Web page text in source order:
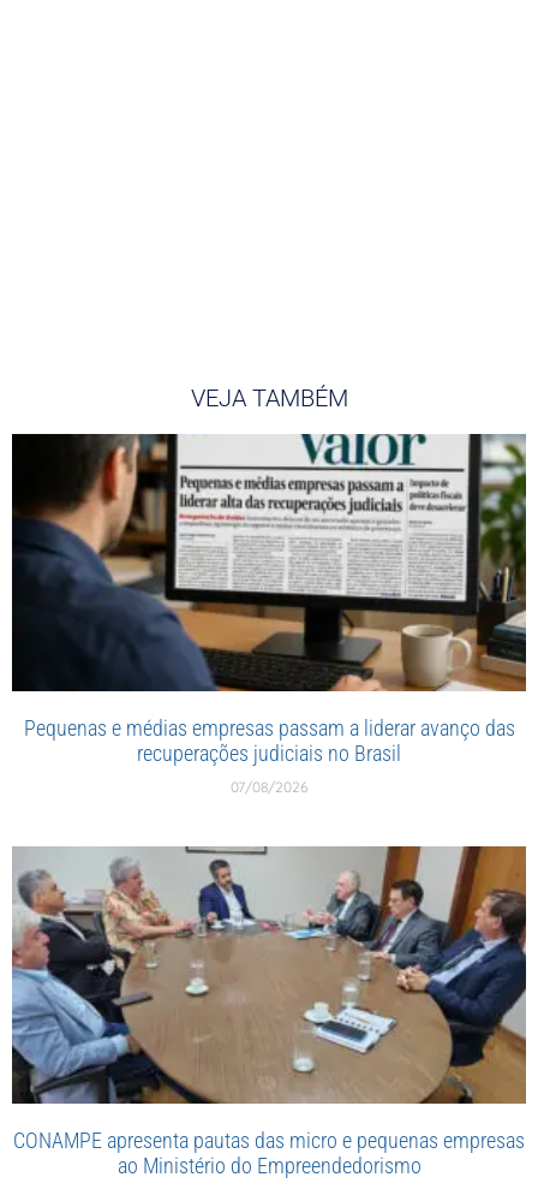
VEJA TAMBÉM
Pequenas e médias empresas passam a liderar avanço das
recuperações judiciais no Brasil
07/08/2026
CONAMPE apresenta pautas das micro e pequenas empresas
ao Ministério do Empreendedorismo